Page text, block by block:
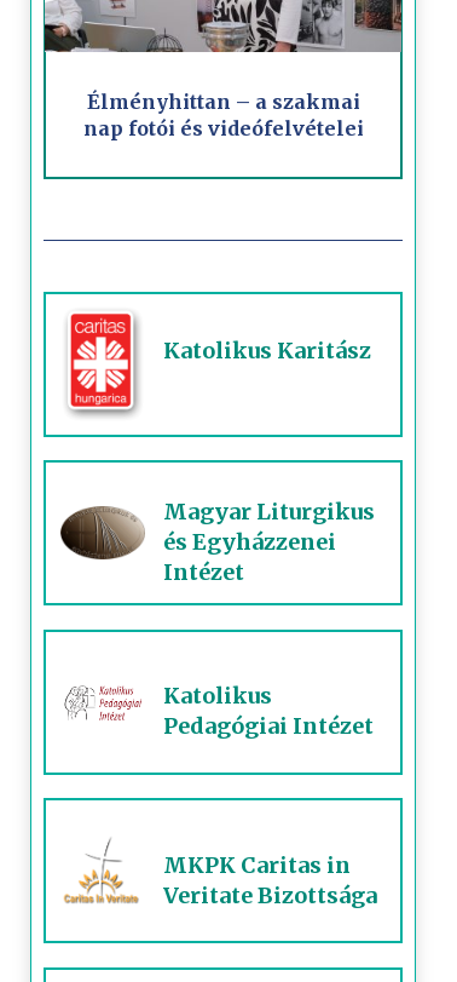
Élményhittan – a szakmai
nap fotói és videófelvételei
Katolikus Karitász
Magyar Liturgikus
és Egyházzenei
Intézet
Katolikus
Pedagógiai Intézet
MKPK Caritas in
Veritate Bizottsága